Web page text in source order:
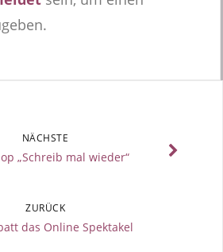
NÄCHSTE
„Schreib mal wieder“
ZURÜCK
das Online Spektakel